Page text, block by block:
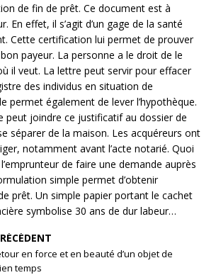
de fin de prêt. Ce document est à
En effet, il s’agit d’un gage de la santé
Cette certification lui permet de prouver
payeur. La personne a le droit de le
il veut. La lettre peut servir pour effacer
des individus en situation de
permet également de lever l’hypothèque.
peut joindre ce justificatif au dossier de
séparer de la maison. Les acquéreurs ont
notamment avant l’acte notarié. Quoi
l’emprunteur de faire une demande auprès
simple permet d’obtenir
prêt. Un simple papier portant le cachet
symbolise 30 ans de dur labeur…
en force et en beauté d’un objet de
temps